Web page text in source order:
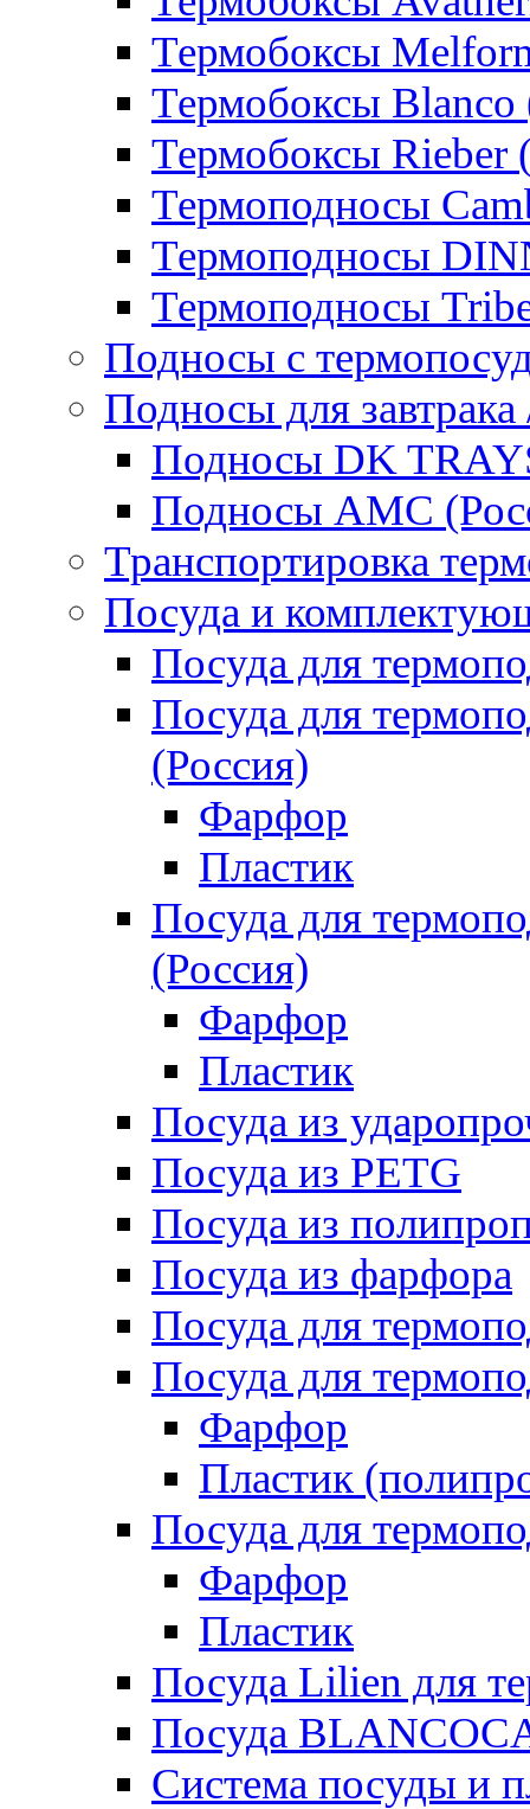
Термобоксы
Термобоксы Blanco
Термобоксы Rieber
Термоподносы
Термоподносы
Термоподносы
Подносы с
Подносы для завтрака
Подносы DK
Подносы AMC
Транспортировка
Посуда и
Посуда для
Посуда для
(Россия)
Фарфор
Пластик
Посуда для
(Россия)
Фарфор
Пластик
Посуда из
Посуда из PETG
Посуда из
Посуда из фарфора
Посуда для
Посуда для
Фарфор
Пластик
Посуда для
Фарфор
Пластик
Посуда Lilien для
Посуда
Система посуды и